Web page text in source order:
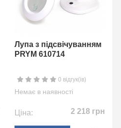
Лупа з підсвічуванням
PRYM 610714
0 відгук(ів)
Немає в наявності
Ціна: 2 218 грн